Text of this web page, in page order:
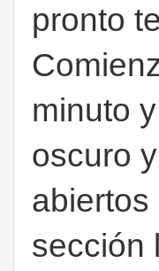
pronto
minuto
oscuro
sección